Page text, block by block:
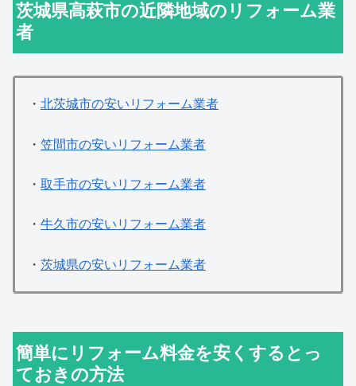
茨城県高萩市の近隣地域のリフォーム業
者
・ 北茨城市の安いリフォーム業者
・ 笠間市の安いリフォーム業者
・ 取手市の安いリフォーム業者
・ 牛久市の安いリフォーム業者
・ 茨城県の安いリフォーム業者
簡単にリフォーム料金を安くするとっ
ておきの方法